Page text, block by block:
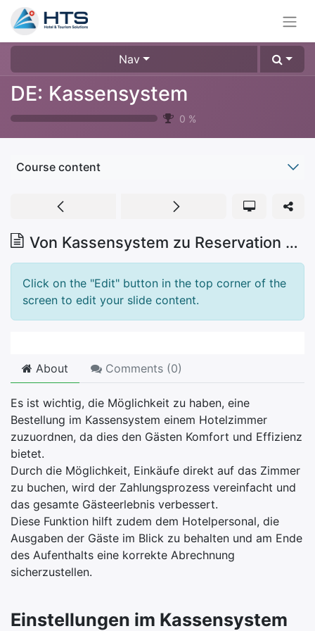
Nav
DE: Kassensystem
0 %
Course content
Von Kassensystem zu Reservation buchen
Click on the "Edit" button in the top corner of the
screen to edit your slide content.
About Comments (0)
Es ist wichtig, die Möglichkeit zu haben, eine
Bestellung im Kassensystem einem Hotelzimmer
zuzuordnen, da dies den Gästen Komfort und Effizienz
bietet.
Durch die Möglichkeit, Einkäufe direkt auf das Zimmer
zu buchen, wird der Zahlungsprozess vereinfacht und
das gesamte Gästeerlebnis verbessert.
Diese Funktion hilft zudem dem Hotelpersonal, die
Ausgaben der Gäste im Blick zu behalten und am Ende
des Aufenthalts eine korrekte Abrechnung
sicherzustellen.
Einstellungen im Kassensystem